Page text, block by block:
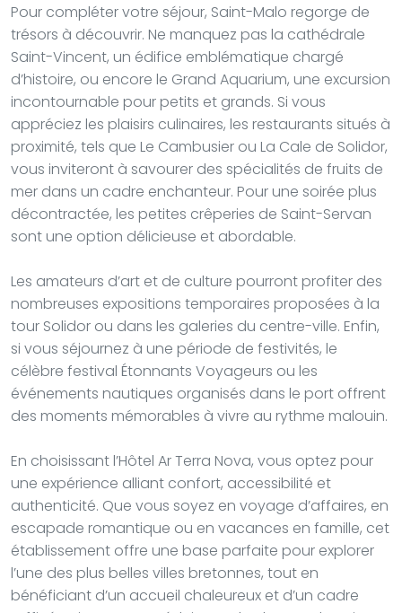
Pour compléter votre séjour, Saint-Malo regorge de
trésors à découvrir. Ne manquez pas la cathédrale
Saint-Vincent, un édifice emblématique chargé
d’histoire, ou encore le Grand Aquarium, une excursion
incontournable pour petits et grands. Si vous
appréciez les plaisirs culinaires, les restaurants situés à
proximité, tels que Le Cambusier ou La Cale de Solidor,
vous inviteront à savourer des spécialités de fruits de
mer dans un cadre enchanteur. Pour une soirée plus
décontractée, les petites crêperies de Saint-Servan
sont une option délicieuse et abordable.
Les amateurs d’art et de culture pourront profiter des
nombreuses expositions temporaires proposées à la
tour Solidor ou dans les galeries du centre-ville. Enfin,
si vous séjournez à une période de festivités, le
célèbre festival Étonnants Voyageurs ou les
événements nautiques organisés dans le port offrent
des moments mémorables à vivre au rythme malouin.
En choisissant l’Hôtel Ar Terra Nova, vous optez pour
une expérience alliant confort, accessibilité et
authenticité. Que vous soyez en voyage d’affaires, en
escapade romantique ou en vacances en famille, cet
établissement offre une base parfaite pour explorer
l’une des plus belles villes bretonnes, tout en
bénéficiant d’un accueil chaleureux et d’un cadre